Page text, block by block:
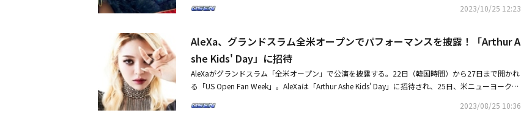
を先行公開したのだ。「Wonderland」とはギャップのある魅力で現地ファンたちを魅了して、新譜
グ・タイム・ラッシュなどの人気アーティストがライブを披露した。彼女は昨年「アメリカン・ソン
グ・コンテスト」で優勝後、米MLB、米NBA、グランドスラム「全米オープン」など世界的なスポー
ツの試合にパフォーマーとして招待されて公演を披露したり、アメリカのアニメーションシリーズ
「ゴースト・オブ・ルーイン」で声優として活躍するなど世界中で活動している。AleXaは米・ロサ
日にマイアミにて行われる「Jingle Ball Tour」に出演し、2024年2月にアメリカで新曲をリリースす
の一つであるiHeart Mediaが毎年末、アメリカの主要都市を回り、開催する大規模な音楽フェスティ
ージを繰り広げる祭りの場だ。今年開催される「Jingle Ball Tour」にはアッシャー、ニッキー・ミナ
ージュ、ワンリパブリック、オリヴィア・ロドリゴ、フロー・ライダーなど錚々たるポップスターが
出演する。韓国からは、NCT DREAM、(G)I-DLE、P1Harmonyなどが合流した。AleXaはK-POP女性
ソロアーティストとして初めて同ツアーに出演することになった。昨年、米NBC「アメリカン・ソン
グ・コンテスト（American Song Contest）」で優勝した後、世界を舞台に多様な活動を展開してい
るAleXaへの現地の関心を確認することができる。舞台の上の小さな巨人と呼ばれる彼女は、全世界
2023/10/25 12:23
AleXa、グランドスラム全米オープンでパフォーマンスを披露！「Arthur A
she Kids' Day」に招待
AleXaがグランドスラム「全米オープン」で公演を披露する。22日（韓国時間）から27日まで開かれ
る「US Open Fan Week」。AleXaは「Arthur Ashe Kids' Day」に招待され、25日、米ニューヨークの
h Adams）とセンターステージに上がる。同日、この舞台にディズニーのアイザック・ライアン・ブ
2023/08/25 10:36